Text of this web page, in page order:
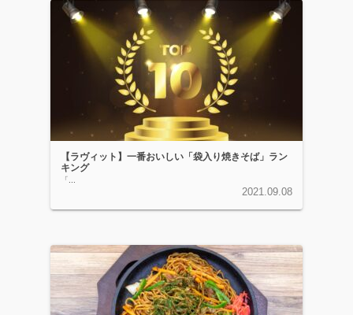
【ラヴィット】一番おいしい「袋入り焼きそば」ラン
キング
「...
2021.09.08